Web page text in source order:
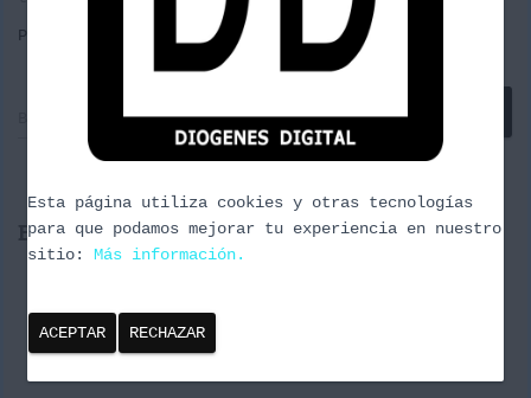
Por
, hace11 años
r
Entradas recientes
Episodio 3 Naturaleza Urbana
Esta página utiliza cookies y otras tecnologías
para que podamos mejorar tu experiencia en nuestro
sitio: Más información.
ACEPTAR RECHAZAR